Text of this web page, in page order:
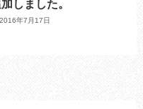
しました。
2016年7月17日